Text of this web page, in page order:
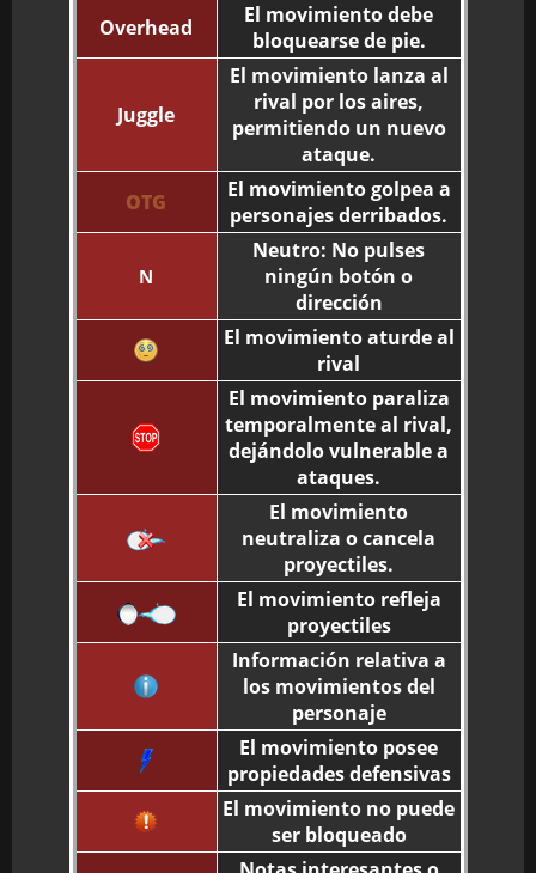
Overhead
El movimiento debe
bloquearse de pie.
Juggle
El movimiento lanza al
rival por los aires,
permitiendo un nuevo
ataque.
OTG
El movimiento golpea a
personajes derribados.
N
Neutro: No pulses
ningún botón o
dirección
El movimiento aturde al
rival
El movimiento paraliza
temporalmente al rival,
dejándolo vulnerable a
ataques.
El movimiento
neutraliza o cancela
proyectiles.
El movimiento refleja
proyectiles
Información relativa a
los movimientos del
personaje
El movimiento posee
propiedades defensivas
El movimiento no puede
ser bloqueado